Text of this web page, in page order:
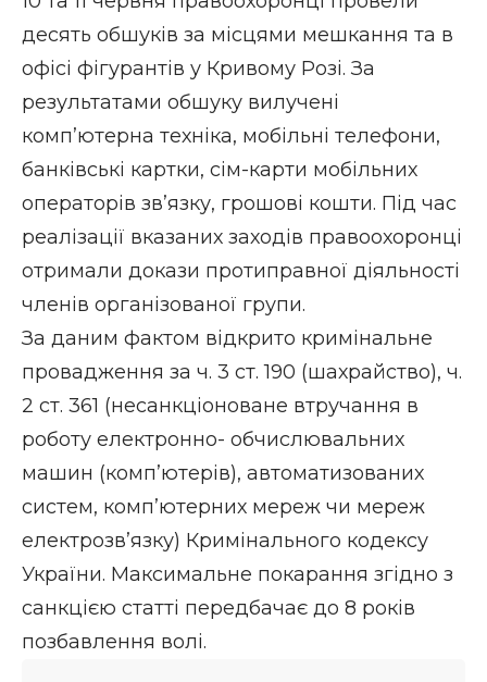
десять обшуків за місцями мешкання та в
офісі фігурантів у Кривому Розі. За
результатами обшуку вилучені
комп’ютерна техніка, мобільні телефони,
банківські картки, сім-карти мобільних
операторів зв’язку, грошові кошти. Під час
реалізації вказаних заходів правоохоронці
отримали докази протиправної діяльності
членів організованої групи.
За даним фактом відкрито кримінальне
провадження за ч. 3 ст. 190 (шахрайство), ч.
2 ст. 361 (несанкціоноване втручання в
роботу електронно- обчислювальних
машин (комп’ютерів), автоматизованих
систем, комп’ютерних мереж чи мереж
електрозв’язку) Кримінального кодексу
України. Максимальне покарання згідно з
санкцією статті передбачає до 8 років
позбавлення волі.